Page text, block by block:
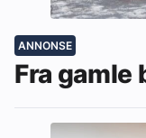
ANNONSE
Fra gamle